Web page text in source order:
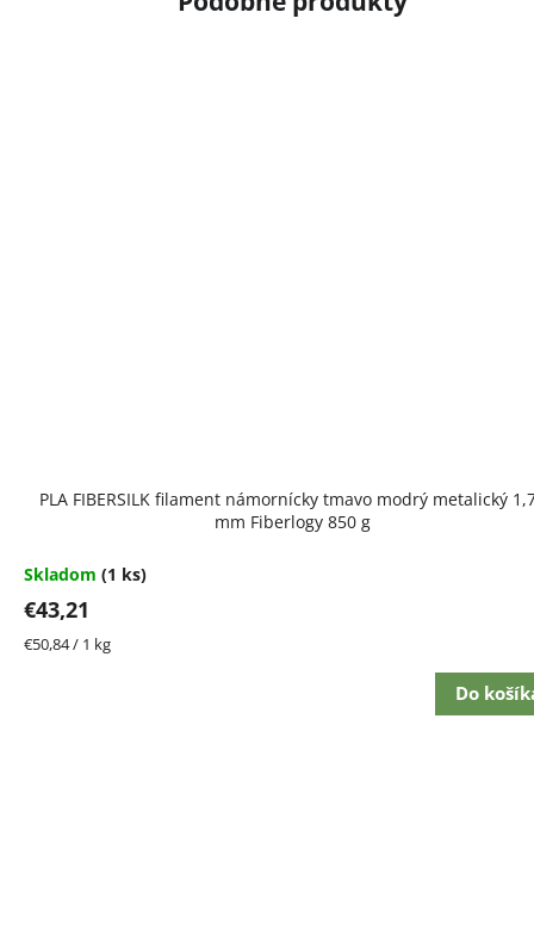
PLA FIBERSILK filament námornícky tmavo modrý metalický
mm Fiberlogy 850 g
Skladom (1 ks)
€43,21
Jednotková
€50,84 / 1 kg
Do